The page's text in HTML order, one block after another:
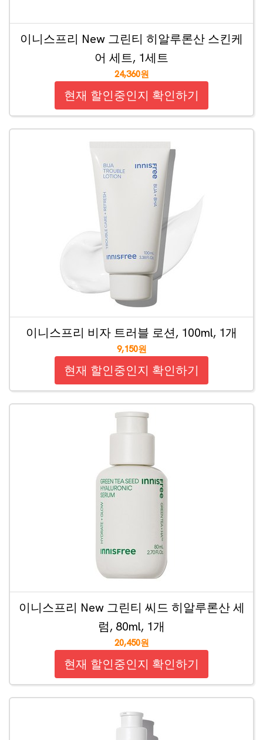
이니스프리 New 그린티 히알루론산 스킨케
어 세트, 1세트
24,360원
현재 할인중인지 확인하기
이니스프리 비자 트러블 로션, 100ml, 1개
9,150원
현재 할인중인지 확인하기
이니스프리 New 그린티 씨드 히알루론산 세
럼, 80ml, 1개
20,450원
현재 할인중인지 확인하기